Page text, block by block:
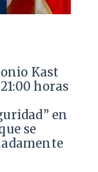
Kast
horas
en
se